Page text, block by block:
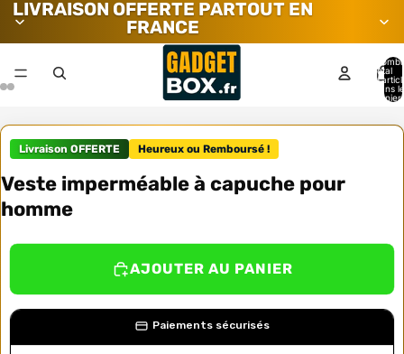
LIVRAISON OFFERTE PARTOUT EN
FRANCE
total
dans le
Livraison OFFERTE Heureux ou Remboursé !
Veste imperméable à capuche pour
homme
AJOUTER AU PANIER
Paiements sécurisés